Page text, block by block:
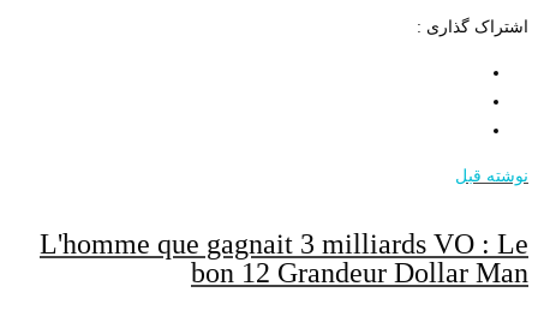
اشتراک گذاری :
نوشته قبل
L'homme que gagnait 3 milliards VO : Le
bon 12 Grandeur Dollar Man